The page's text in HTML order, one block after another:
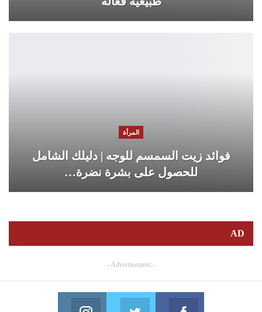
المرأة
فوائد زيت السمسم للوجه | دليلك الشامل
للحصول على بشرة نضرة…
AD
- Advertisement -
Facebook
Twitter